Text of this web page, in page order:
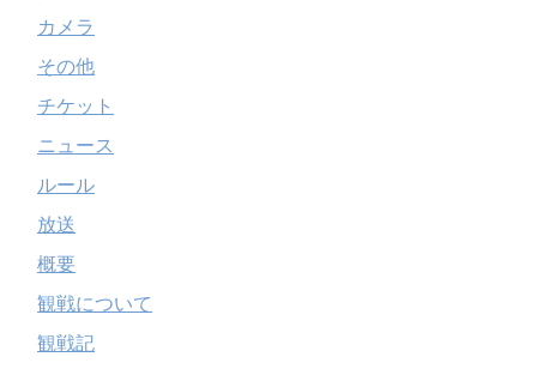
カメラ
その他
チケット
ニュース
ルール
放送
概要
観戦について
観戦記